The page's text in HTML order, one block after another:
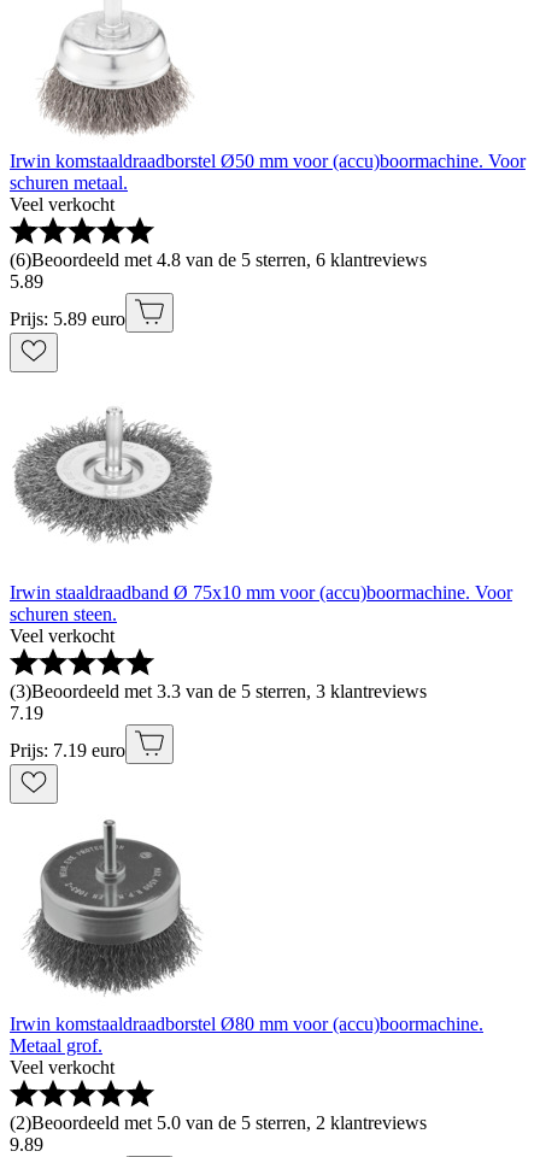
Irwin komstaaldraadborstel Ø50 mm voor (accu)boormachine. Voor
schuren metaal.
Veel verkocht
(6)Beoordeeld met 4.8 van de 5 sterren, 6 klantreviews
5.89
Prijs: 5.89 euro
Irwin staaldraadband Ø 75x10 mm voor (accu)boormachine. Voor
schuren steen.
Veel verkocht
(3)Beoordeeld met 3.3 van de 5 sterren, 3 klantreviews
7.19
Prijs: 7.19 euro
Irwin komstaaldraadborstel Ø80 mm voor (accu)boormachine.
Metaal grof.
Veel verkocht
(2)Beoordeeld met 5.0 van de 5 sterren, 2 klantreviews
9.89